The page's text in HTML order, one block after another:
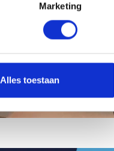
Marketing
Alles toestaan